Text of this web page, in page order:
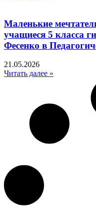
Маленькие
учащиеся 5 класса
Фесенко в
21.05.2026
Читать далее »